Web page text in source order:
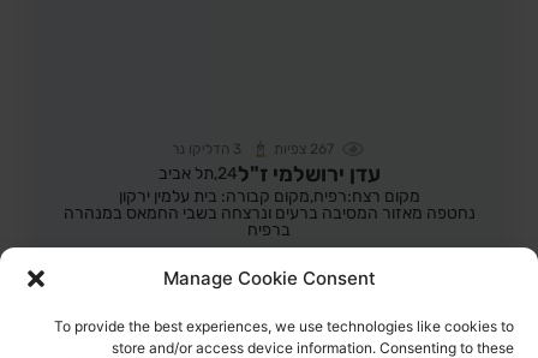
Manage Cookie Consent
To provide the best experiences, we use technologies like cookies to
store and/or access device information. Consenting to these
267 צפיות 3 הדליקו נר
עדן ירושלמי ז"ל24, תל אביב
מקום רצח:רפיח,מקום קבורה: בית עלמין ירקון
נחטפה מאזור המסיבה ברעים ונרצחה בשבי החמאס במנהרה
ברפיח